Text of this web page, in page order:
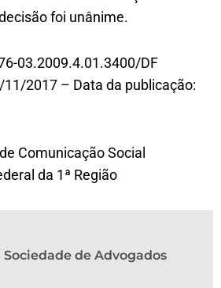
foi unânime.
03.2009.4.01.3400/DF
2017 – Data da publicação:
Comunicação Social
da 1ª Região
de Advogados